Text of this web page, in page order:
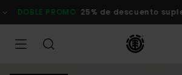
a
la
PROMO 25% de descuento